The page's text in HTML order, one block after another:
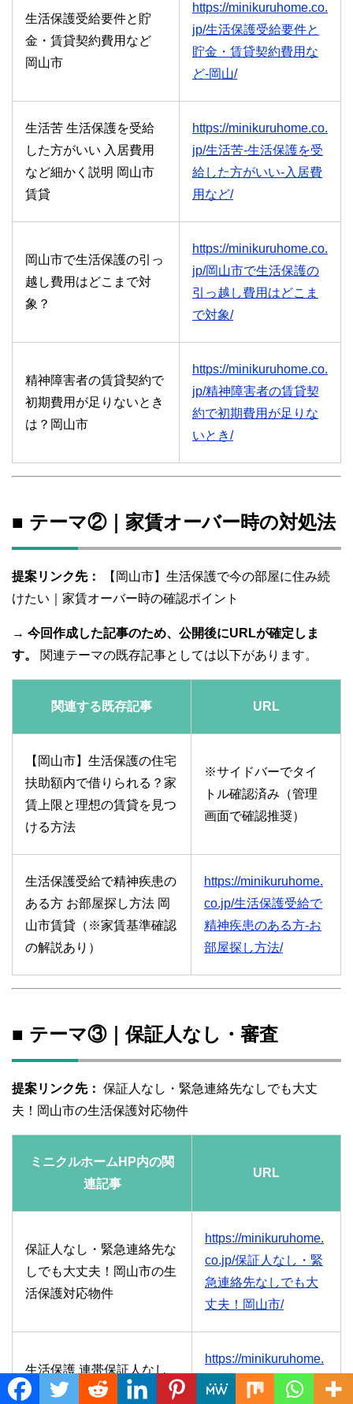
生活保護受給要件と貯
金・賃貸契約費用など
岡山市
https://minikuruhome.co.
jp/生活保護受給要件と
貯金・賃貸契約費用な
ど-岡山/
生活苦 生活保護を受給
した方がいい 入居費用
など細かく説明 岡山市
賃貸
https://minikuruhome.co.
jp/生活苦-生活保護を受
給した方がいい-入居費
用など/
岡山市で生活保護の引っ
越し費用はどこまで対
象？
https://minikuruhome.co.
jp/岡山市で生活保護の
引っ越し費用はどこま
で対象/
精神障害者の賃貸契約で
初期費用が足りないとき
は？岡山市
https://minikuruhome.co.
jp/精神障害者の賃貸契
約で初期費用が足りな
いとき/
■ テーマ②｜家賃オーバー時の対処法
提案リンク先：
【岡山市】生活保護で今の部屋に住み続
けたい｜家賃オーバー時の確認ポイント
→ 今回作成した記事のため、公開後にURLが確定しま
す。
関連テーマの既存記事としては以下があります。
関連する既存記事 URL
【岡山市】生活保護の住宅
扶助額内で借りられる？家
賃上限と理想の賃貸を見つ
ける方法
※サイドバーでタイ
トル確認済み（管理
画面で確認推奨）
生活保護受給で精神疾患の
ある方 お部屋探し方法 岡
山市賃貸（※家賃基準確認
の解説あり）
https://minikuruhome.
co.jp/生活保護受給で
精神疾患のある方-お
部屋探し方法/
■ テーマ③｜保証人なし・審査
提案リンク先： 保証人なし・緊急連絡先なしでも大丈
夫！岡山市の生活保護対応物件
ミニクルホームHP内の関
連記事
URL
保証人なし・緊急連絡先な
しでも大丈夫！岡山市の生
活保護対応物件
https://minikuruhome.
co.jp/保証人なし・緊
急連絡先なしでも大
丈夫！岡山市/
生活保護 連帯保証人なし
で賃貸の審査は大丈夫か？
https://minikuruhome.
co.jp/生活保護-連帯保
Translate »